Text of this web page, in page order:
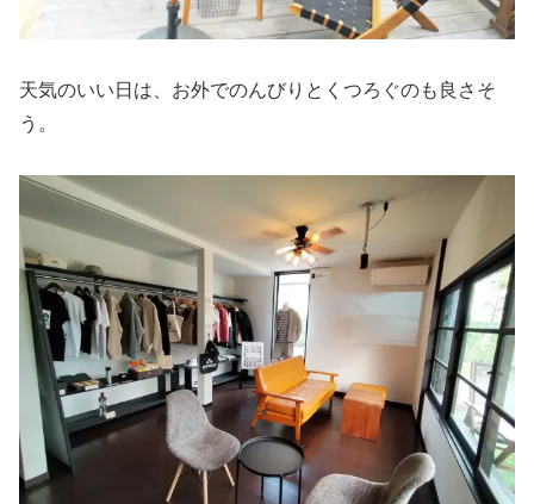
天気のいい日は、お外でのんびりとくつろぐのも良さそ
う。